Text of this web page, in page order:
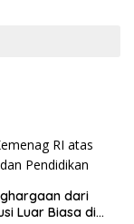
dari
Luar Biasa di